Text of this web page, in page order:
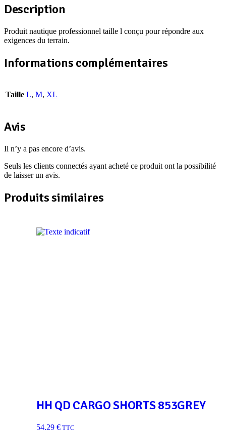
Description
Produit nautique professionnel taille l conçu pour répondre aux
exigences du terrain.
Informations complémentaires
Taille L, M, XL
Avis
Il n’y a pas encore d’avis.
Seuls les clients connectés ayant acheté ce produit ont la possibilité
de laisser un avis.
Produits similaires
HH QD CARGO SHORTS 853GREY
54,29 € TTC